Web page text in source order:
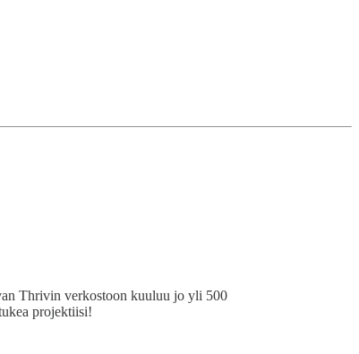
Thrivin verkostoon kuuluu jo yli 500
projektiisi!